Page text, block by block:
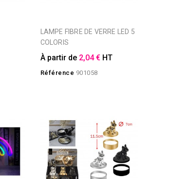
LAMPE FIBRE DE VERRE LED 5
COLORIS
À partir de 2,04 € HT
Référence 901058